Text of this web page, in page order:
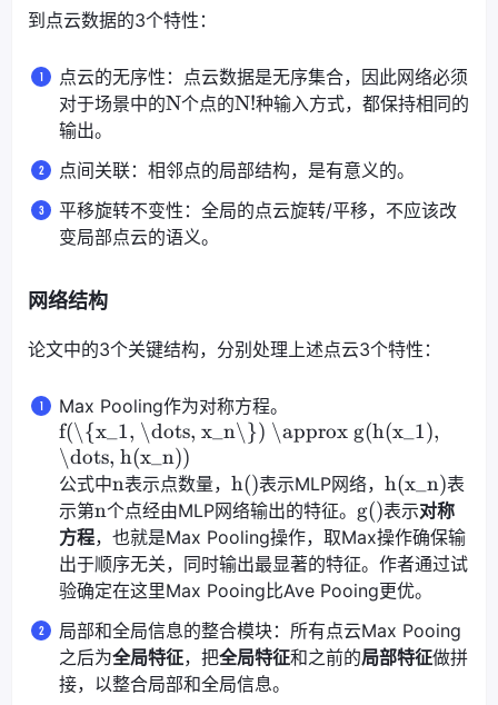
到点云数据的3个特性：
点云的无序性：点云数据是无序集合，因此网络必须
对于场景中的N个点的N!种输入方式，都保持相同的
输出。
点间关联：相邻点的局部结构，是有意义的。
平移旋转不变性：全局的点云旋转/平移，不应该改
变局部点云的语义。
网络结构
论文中的3个关键结构，分别处理上述点云3个特性：
Max Pooling作为对称方程。
f(\{x_1, \dots, x_n\}) \approx g(h(x_1),
\dots, h(x_n))
公式中n表示点数量， h()表示MLP网络， h(x_n)表
示第n个点经由MLP网络输出的特征。 g()表示对称
方程，也就是Max Pooling操作，取Max操作确保输
出于顺序无关，同时输出最显著的特征。作者通过试
验确定在这里Max Pooing比Ave Pooing更优。
局部和全局信息的整合模块：所有点云Max Pooing
之后为全局特征，把全局特征和之前的局部特征做拼
接，以整合局部和全局信息。